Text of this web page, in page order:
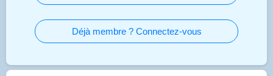
Déjà membre ? Connectez-vous